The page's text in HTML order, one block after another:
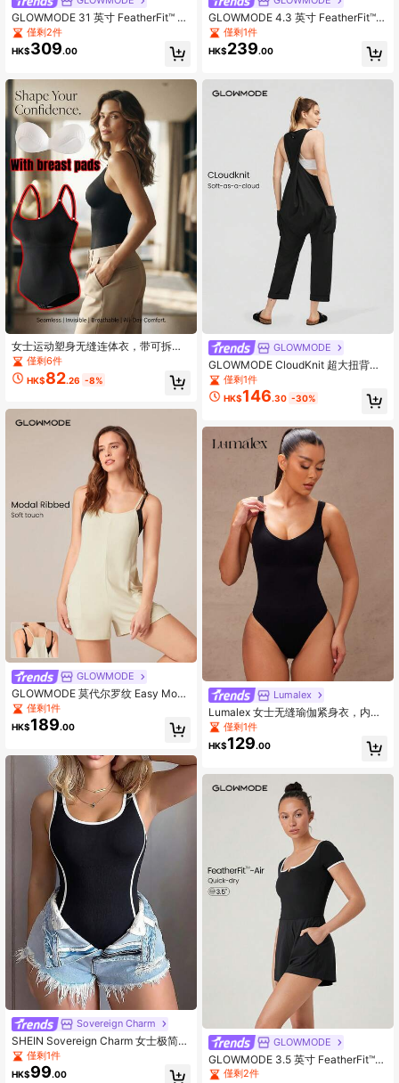
GLOWMODE 31 英寸 FeatherFit™ 收
腹 U 型背部方领喇叭连体裤 低冲击瑜
伽日常可拆卸罩杯
僅剩2件
HK$309.00
女士运动塑身无缝连体衣，带可拆卸
胸垫，具有压缩、收腹功能，透气，
无钢圈，2025新款设计，黑色夏季款
僅剩6件
HK$82.26 -8%
GLOWMODE
GLOWMODE 莫代尔罗纹 Easy Move
细肩带连体裤 带侧大口袋 日常休闲
僅剩1件
HK$189.00
Sovereign Charm
SHEIN Sovereign Charm 女士极简撞
色滚边露背连体裤，夏季
僅剩1件
HK$99.00
GLOWMODE 4.3 英寸 FeatherFit™-
Air Insta-Cinch 收腹 腋下遮瑕 提臀
多肩带连体衣 连身衣 低冲击瑜伽 日
常可拆卸罩杯
僅剩1件
HK$239.00
GLOWMODE
GLOWMODE CloudKnit 超大扭背连
体裤，带侧袋，日常休闲
僅剩1件
HK$146.30 -30%
Lumalex
Lumalex 女士无缝瑜伽紧身衣，内置
胸罩，高弹力肩带，健身女装
僅剩1件
HK$129.00
GLOWMODE
GLOWMODE 3.5 英寸 FeatherFit™-
Air Pro Play 吸汗速干对比色方领运动
僅剩2件